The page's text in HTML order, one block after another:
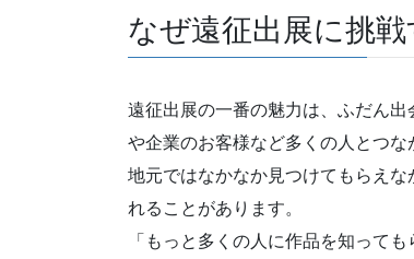
なぜ遠征出展に挑戦
遠征出展の一番の魅力は、ふだん
や企業のお客様など多くの人とつな
地元ではなかなか見つけてもらえ
れることがあります。
「もっと多くの人に作品を知って